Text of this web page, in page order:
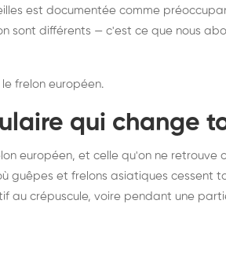
est documentée comme
sont différents — c'est ce que nous
frelon européen.
qui change
européen, et celle qu'on ne retrouve
guêpes et frelons asiatiques cessent
au crépuscule, voire pendant une